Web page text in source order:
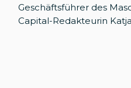
Geschäftsführer des
Capital-Redakteurin